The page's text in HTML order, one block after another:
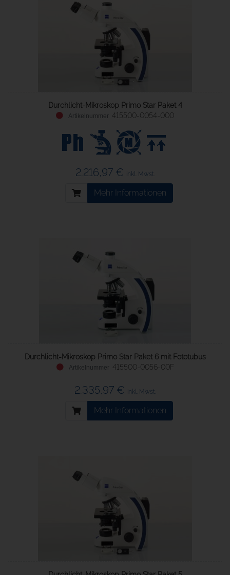
Durchlicht-Mikroskop Primo Star Paket 4
415500-0054-000
2.216,97 € inkl. Mwst.
Mehr Informationen
Durchlicht-Mikroskop Primo Star Paket 6 mit Fototubus
415500-0056-00F
2.335,97 € inkl. Mwst.
Mehr Informationen